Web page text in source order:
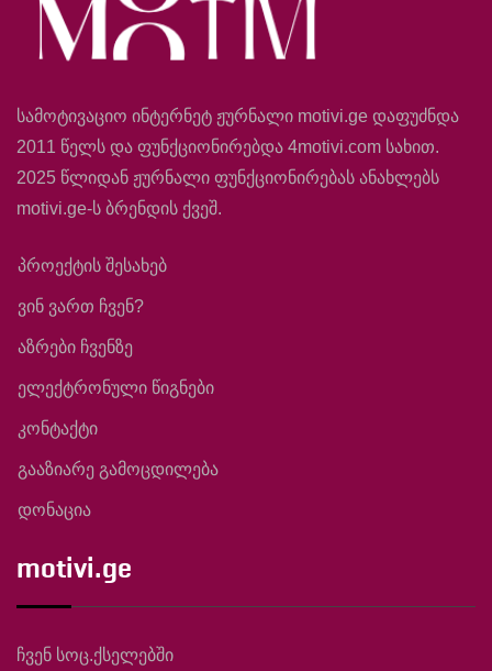
სამოტივაციო ინტერნეტ ჟურნალი motivi.ge დაფუძნდა
2011 წელს და ფუნქციონირებდა 4motivi.com სახით.
2025 წლიდან ჟურნალი ფუნქციონირებას ანახლებს
motivi.ge-ს ბრენდის ქვეშ.
პროექტის შესახებ
ვინ ვართ ჩვენ?
აზრები ჩვენზე
ელექტრონული წიგნები
კონტაქტი
გააზიარე გამოცდილება
დონაცია
motivi.ge
ჩვენ სოც.ქსელებში